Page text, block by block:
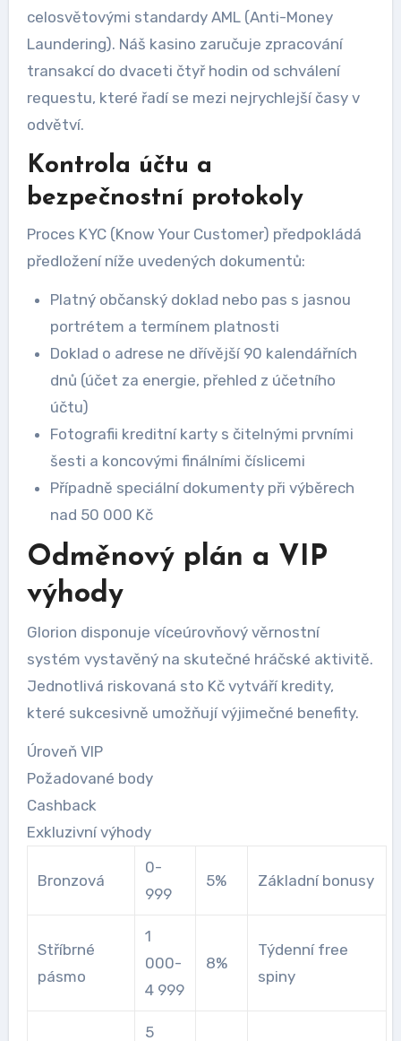
celosvětovými standardy AML (Anti-Money
Laundering). Náš kasino zaručuje zpracování
transakcí do dvaceti čtyř hodin od schválení
requestu, které řadí se mezi nejrychlejší časy v
odvětví.
Kontrola účtu a
bezpečnostní protokoly
Proces KYC (Know Your Customer) předpokládá
předložení níže uvedených dokumentů:
Platný občanský doklad nebo pas s jasnou
portrétem a termínem platnosti
Doklad o adrese ne dřívější 90 kalendářních
dnů (účet za energie, přehled z účetního
účtu)
Fotografii kreditní karty s čitelnými prvními
šesti a koncovými finálními číslicemi
Případně speciální dokumenty při výběrech
nad 50 000 Kč
Odměnový plán a VIP
výhody
Glorion disponuje víceúrovňový věrnostní
systém vystavěný na skutečné hráčské aktivitě.
Jednotlivá riskovaná sto Kč vytváří kredity,
které sukcesivně umožňují výjimečné benefity.
Úroveň VIP
Požadované body
Cashback
Exkluzivní výhody
Bronzová
0-
999
5% Základní bonusy
Stříbrné
pásmo
1
000-
4 999
8%
Týdenní free
spiny
5